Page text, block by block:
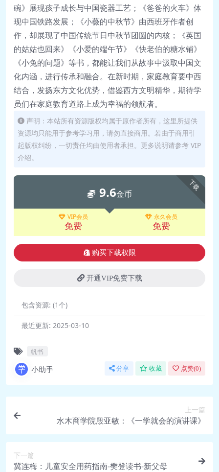
碗》展现孩子成长与中国瓷器工艺；《爸爸的火车》体
现中国铁路发展；《小薇的中秋节》由西班牙作者创
作，却展现了中国传统节日中秋节团圆的内核；《英国
的姑姑也回来》《小爱的端午节》《快老伯的糖水铺》
《小兔的问题》等书，都能让我们从故事中汲取中国文
化内涵，进行传承和融合。在新时期，家庭教育要中西
结合，发扬东方文化优势，借鉴西方文明精华，期待学
员们在家庭教育道路上成为幸福的领航者。
声明：本站所有资源版权均属于原作者所有，这里所提供
资源均只能用于参考学习用，请勿直接商用。若由于商用引
起版权纠纷，一切责任均由使用者承担。更多说明请参考 VIP
介绍。
下载
9.6金币
VIP会员
免费
永久会员
免费
购买下载权限
开通VIP免费下载
包含资源: (1个)
最近更新: 2025-03-10
帆书
小助手 分享 收藏 点赞(0)
上一篇
水木商学院殷亚敏：《一学就会的演讲课》
下一篇
冀连梅：儿童安全用药指南-樊登读书-新父母